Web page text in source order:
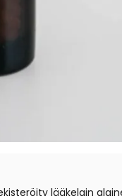
lääkelain